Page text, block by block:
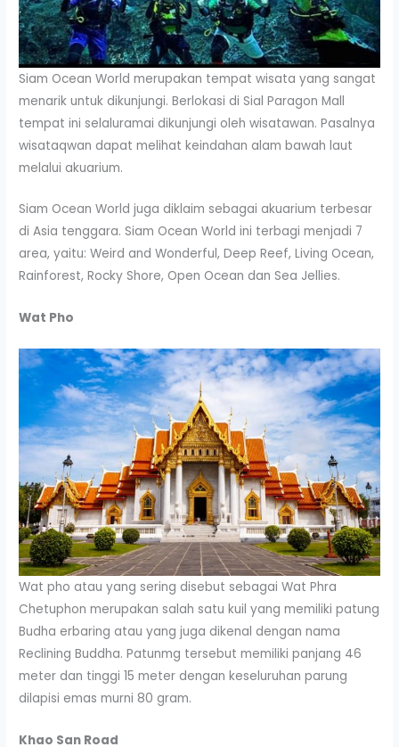
Siam Ocean World merupakan tempat wisata yang sangat
menarik untuk dikunjungi. Berlokasi di Sial Paragon Mall
tempat ini selaluramai dikunjungi oleh wisatawan. Pasalnya
wisataqwan dapat melihat keindahan alam bawah laut
melalui akuarium.
Siam Ocean World juga diklaim sebagai akuarium terbesar
di Asia tenggara. Siam Ocean World ini terbagi menjadi 7
area, yaitu: Weird and Wonderful, Deep Reef, Living Ocean,
Rainforest, Rocky Shore, Open Ocean dan Sea Jellies.
Wat Pho
Wat pho atau yang sering disebut sebagai Wat Phra
Chetuphon merupakan salah satu kuil yang memiliki patung
Budha erbaring atau yang juga dikenal dengan nama
Reclining Buddha. Patunmg tersebut memiliki panjang 46
meter dan tinggi 15 meter dengan keseluruhan parung
dilapisi emas murni 80 gram.
Khao San Road